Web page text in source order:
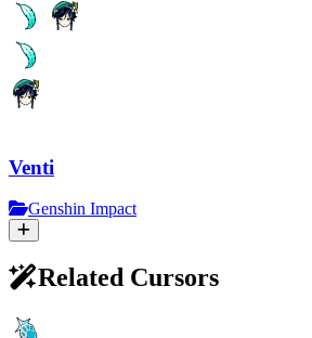
Venti
Genshin Impact
Related Cursors